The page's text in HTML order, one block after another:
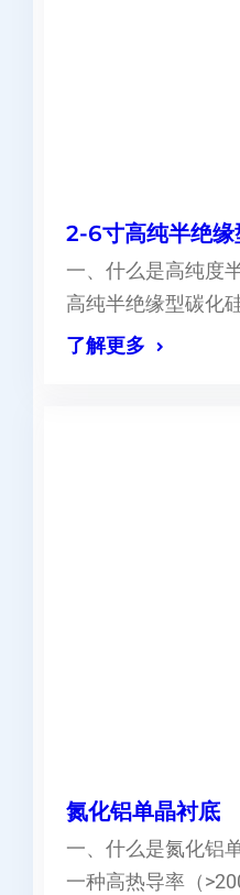
2-6寸高纯半绝
一、什么是高纯度
高纯半绝缘型碳化
了解更多
氮化铝单晶衬底
一、什么是氮化铝
一种高热导率（